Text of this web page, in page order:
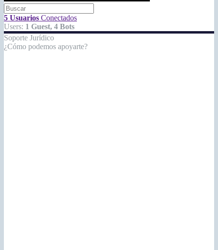
5 Usuarios Conectados
Users: 1 Guest, 4 Bots
Soporte Jurídico
¿Cómo podemos apoyarte?